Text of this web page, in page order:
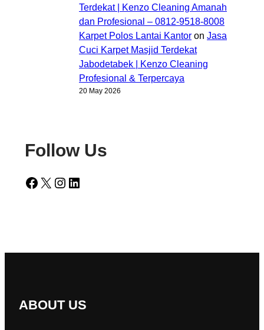
Terdekat | Kenzo Cleaning Amanah
dan Profesional – 0812-9518-8008
Karpet Polos Lantai Kantor on Jasa
Cuci Karpet Masjid Terdekat
Jabodetabek | Kenzo Cleaning
Profesional & Terpercaya
20 May 2026
Follow Us
Facebook X Instagram LinkedIn
ABOUT US